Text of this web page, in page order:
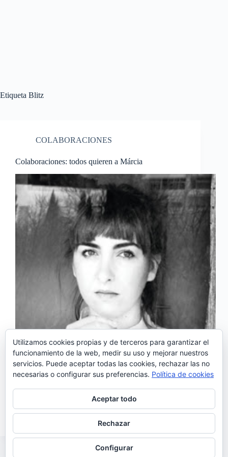
Etiqueta Blitz
COLABORACIONES
Colaboraciones: todos quieren a Márcia
Con un EP y tres LPs publicados, Márcia ya
está consolidada como una de las mejores artistas
dentro de la música portuguesa. Foto: David
Fonseca Algo…
Noemí Sánchez
16/12/2015
Utilizamos cookies propias y de terceros para garantizar el
funcionamiento de la web, medir su uso y mejorar nuestros
servicios. Puede aceptar todas las cookies, rechazar las no
necesarias o configurar sus preferencias. Política de cookies
Aceptar todo
Rechazar
Configurar